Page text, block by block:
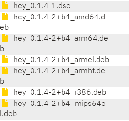
hey_0.1.4-1.dsc
hey_0.1.4-2+b4_amd64.d
eb
hey_0.1.4-2+b4_arm64.de
b
hey_0.1.4-2+b4_armel.deb
hey_0.1.4-2+b4_armhf.de
b
hey_0.1.4-2+b4_i386.deb
hey_0.1.4-2+b4_mips64e
l.deb